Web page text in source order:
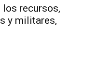
los recursos,
y militares,